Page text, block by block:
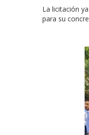
La licitación
para su